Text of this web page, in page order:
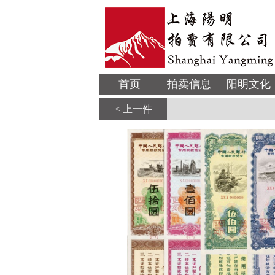
首页 拍卖信息 阳明文化
< 上一件